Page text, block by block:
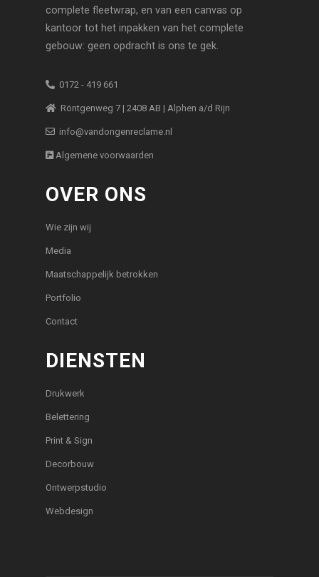
complete fleetwrap, en van een canvas op
kantoor tot het inpakken van het complete
gebouw: geen opdracht is ons te gek.
0172 - 419 661
Röntgenweg 7 | 2408 AB | Alphen a/d Rijn
info@vandongenreclame.nl
Algemene voorwaarden
OVER ONS
Wie zijn wij
Media
Maatschappelijk betrokken
Portfolio
Contact
DIENSTEN
Drukwerk
Belettering
Print & Sign
Decorbouw
Ontwerpstudio
Webdesign